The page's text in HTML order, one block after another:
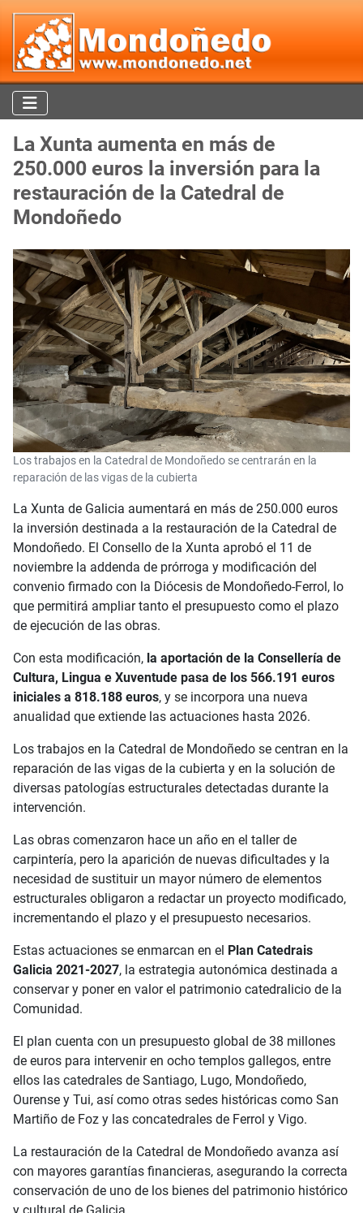
La Xunta aumenta en más de
250.000 euros la inversión para la
restauración de la Catedral de
Mondoñedo
Los trabajos en la Catedral de Mondoñedo se centrarán en la
reparación de las vigas de la cubierta
La Xunta de Galicia aumentará en más de 250.000 euros
la inversión destinada a la restauración de la Catedral de
Mondoñedo. El Consello de la Xunta aprobó el 11 de
noviembre la addenda de prórroga y modificación del
convenio firmado con la Diócesis de Mondoñedo-Ferrol, lo
que permitirá ampliar tanto el presupuesto como el plazo
de ejecución de las obras.
Con esta modificación, la aportación de la Consellería de
Cultura, Lingua e Xuventude pasa de los 566.191 euros
iniciales a 818.188 euros, y se incorpora una nueva
anualidad que extiende las actuaciones hasta 2026.
Los trabajos en la Catedral de Mondoñedo se centran en la
reparación de las vigas de la cubierta y en la solución de
diversas patologías estructurales detectadas durante la
intervención.
Las obras comenzaron hace un año en el taller de
carpintería, pero la aparición de nuevas dificultades y la
necesidad de sustituir un mayor número de elementos
estructurales obligaron a redactar un proyecto modificado,
incrementando el plazo y el presupuesto necesarios.
Estas actuaciones se enmarcan en el Plan Catedrais
Galicia 2021-2027, la estrategia autonómica destinada a
conservar y poner en valor el patrimonio catedralicio de la
Comunidad.
El plan cuenta con un presupuesto global de 38 millones
de euros para intervenir en ocho templos gallegos, entre
ellos las catedrales de Santiago, Lugo, Mondoñedo,
Ourense y Tui, así como otras sedes históricas como San
Martiño de Foz y las concatedrales de Ferrol y Vigo.
La restauración de la Catedral de Mondoñedo avanza así
con mayores garantías financieras, asegurando la correcta
conservación de uno de los bienes del patrimonio histórico
y cultural de Galicia.